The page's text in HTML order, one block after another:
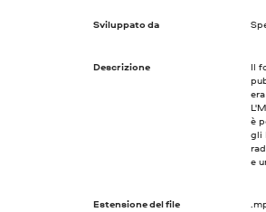
Sviluppato da
Descrizione
Il
è
gli
e
Estensione del file